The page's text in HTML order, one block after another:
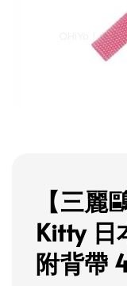
【三麗
Kitty 日
附背帶